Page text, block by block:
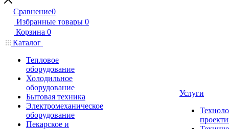
Сравнение0
Избранные товары 0
Корзина 0
Каталог
Тепловое
оборудование
Холодильное
оборудование
Бытовая техника
Электромеханическое
оборудование
Пекарское и
Услуги